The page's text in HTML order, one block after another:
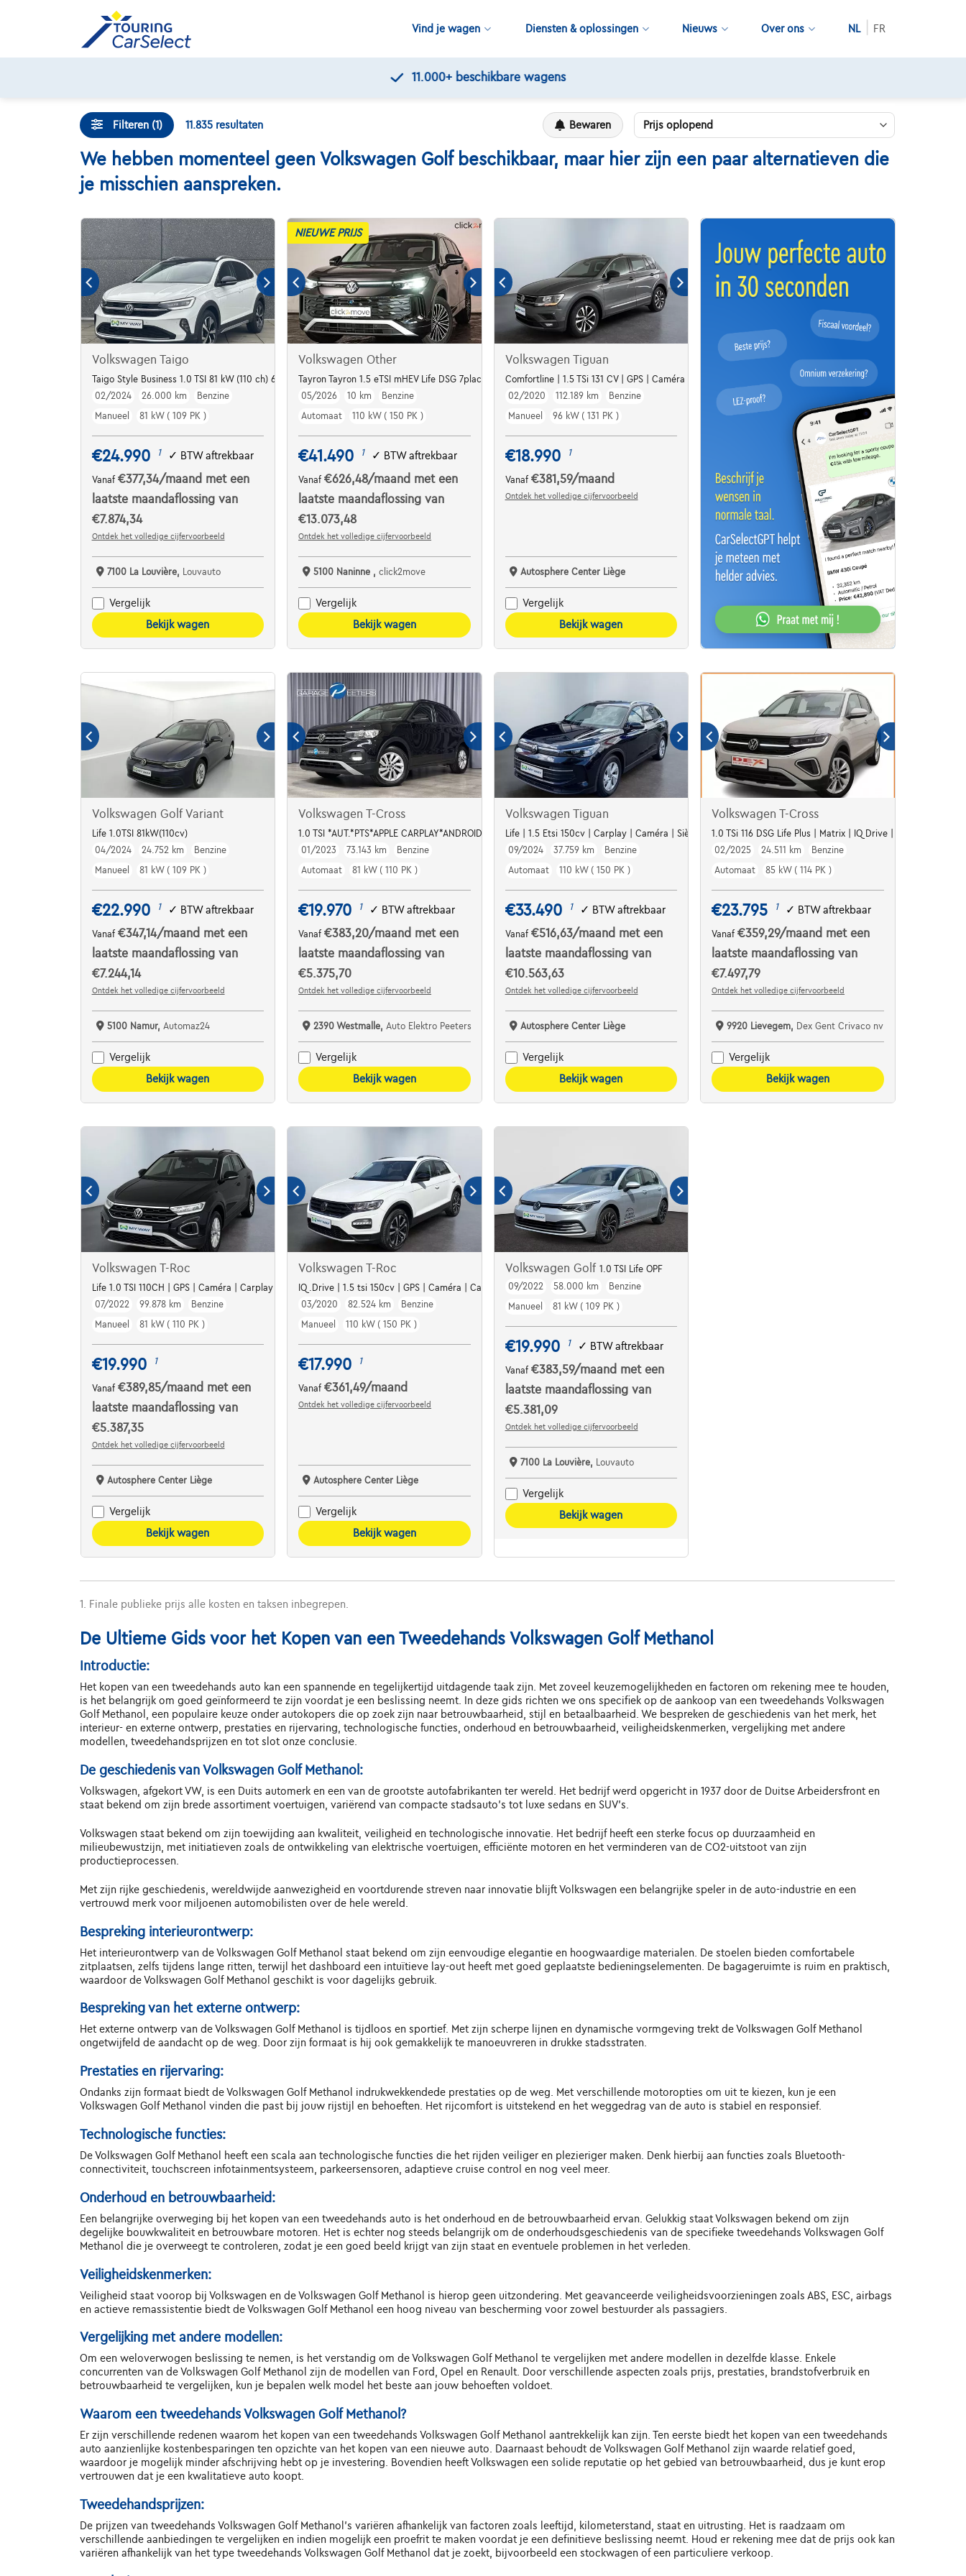
Vind je wagen Diensten & oplossingen Nieuws Over ons NL FR
11.000+beschikbare wagens
Filteren (1) 11.835 resultaten Bewaren
We hebben momenteel geen Volkswagen Golf beschikbaar, maar hier zijn een paar alternatieven die
je misschien aanspreken.
Volkswagen Taigo
Taigo Style Business 1.0 TSI 81 kW (110 ch) 6 vitesses manuel
02/2024
26.000 km
Benzine
Manueel
81 kW ( 109 PK )
€24.990 1 ✓ BTW aftrekbaar
Vanaf €377,34/maand met een
laatste maandaflossing van
€7.874,34
Ontdek het volledige cijfervoorbeeld
7100 La Louvière, Louvauto
Vergelijk
Bekijk wagen
NIEUWE PRIJS
Volkswagen Other
Tayron Tayron 1.5 eTSI mHEV Life DSG 7places Incl. Design Pack - JA 18" - Winter Pack
05/2026
10 km
Benzine
Automaat
110 kW ( 150 PK )
€41.490 1 ✓ BTW aftrekbaar
Vanaf€626,48/maand met een
laatste maandaflossing van
€13.073,48
Ontdek het volledige cijfervoorbeeld
5100 Naninne ,click2move
Vergelijk
Bekijk wagen
Volkswagen Tiguan
Comfortline | 1.5 TSi 131 CV | GPS | Caméra | Carplay | Capteurs Av/Ar
02/2020
112.189 km
Benzine
Manueel
96 kW ( 131 PK )
€18.990 1
Vanaf €381,59/maand
Ontdek het volledige cijfervoorbeeld
Autosphere Center Liège
Vergelijk
Bekijk wagen
Volkswagen Golf Variant
Life 1.0TSI 81kW(110cv)
04/2024
24.752 km
Benzine
Manueel
81 kW ( 109 PK )
€22.990 1 ✓ BTW aftrekbaar
Vanaf €347,14/maand met een
laatste maandaflossing van
€7.244,14
Ontdek het volledige cijfervoorbeeld
5100 Namur, Automaz24
Vergelijk
Bekijk wagen
Volkswagen T-Cross
1.0 TSI *AUT.*PTS*APPLE CARPLAY*ANDROID AUTO*
01/2023
73.143 km
Benzine
Automaat
81 kW ( 110 PK )
€19.970 1 ✓ BTW aftrekbaar
Vanaf€383,20/maand met een
laatste maandaflossing van
€5.375,70
Ontdek het volledige cijfervoorbeeld
2390 Westmalle, Auto Elektro Peeters
Vergelijk
Bekijk wagen
Volkswagen Tiguan
Life | 1.5 Etsi 150cv | Carplay | Caméra | Sièges chauffants Av | Capteurs av and Ar
09/2024
37.759 km
Benzine
Automaat
110 kW ( 150 PK )
€33.490 1 ✓ BTW aftrekbaar
Vanaf €516,63/maand met een
laatste maandaflossing van
€10.563,63
Ontdek het volledige cijfervoorbeeld
Autosphere Center Liège
Vergelijk
Bekijk wagen
Volkswagen T-Cross
1.0 TSi 116 DSG Life Plus | Matrix | IQ Drive | Ready 2
02/2025
24.511 km
Benzine
Automaat
85 kW ( 114 PK )
€23.795 1 ✓ BTW aftrekbaar
Vanaf€359,29/maand met een
laatste maandaflossing van
€7.497,79
Ontdek het volledige cijfervoorbeeld
9920 Lievegem, Dex Gent Crivaco nv
Vergelijk
Bekijk wagen
Volkswagen T-Roc
Life 1.0 TSI 110CH | GPS | Caméra | Carplay | Capteurs Av/Ar |
07/2022
99.878 km
Benzine
Manueel
81 kW ( 110 PK )
€19.990 1
Vanaf €389,85/maand met een
laatste maandaflossing van
€5.387,35
Ontdek het volledige cijfervoorbeeld
Autosphere Center Liège
Vergelijk
Bekijk wagen
Volkswagen T-Roc
IQ.Drive | 1.5 tsi 150cv | GPS | Caméra | Carplay | Capteurs Av/Ar | Clim auto
03/2020
82.524 km
Benzine
Manueel
110 kW ( 150 PK )
€17.990 1
Vanaf€361,49/maand
Ontdek het volledige cijfervoorbeeld
Autosphere Center Liège
Vergelijk
Bekijk wagen
Volkswagen Golf 1.0 TSI Life OPF
09/2022
58.000 km
Benzine
Manueel
81 kW ( 109 PK )
€19.990 1 ✓ BTW aftrekbaar
Vanaf €383,59/maand met een
laatste maandaflossing van
€5.381,09
Ontdek het volledige cijfervoorbeeld
7100 La Louvière, Louvauto
Vergelijk
Bekijk wagen
1. Finale publieke prijs alle kosten en taksen inbegrepen.
De Ultieme Gids voor het Kopen van een Tweedehands Volkswagen Golf Methanol
Introductie:
Het kopen van een tweedehands auto kan een spannende en tegelijkertijd uitdagende taak zijn. Met zoveel keuzemogelijkheden en factoren om rekening mee te houden,
is het belangrijk om goed geïnformeerd te zijn voordat je een beslissing neemt. In deze gids richten we ons specifiek op de aankoop van een tweedehands Volkswagen
Golf Methanol, een populaire keuze onder autokopers die op zoek zijn naar betrouwbaarheid, stijl en betaalbaarheid. We bespreken de geschiedenis van het merk, het
interieur- en externe ontwerp, prestaties en rijervaring, technologische functies, onderhoud en betrouwbaarheid, veiligheidskenmerken, vergelijking met andere
modellen, tweedehandsprijzen en tot slot onze conclusie.
De geschiedenis van Volkswagen Golf Methanol:
Volkswagen, afgekort VW, is een Duits automerk en een van de grootste autofabrikanten ter wereld. Het bedrijf werd opgericht in 1937 door de Duitse Arbeidersfront en
staat bekend om zijn brede assortiment voertuigen, variërend van compacte stadsauto's tot luxe sedans en SUV's.
Volkswagen staat bekend om zijn toewijding aan kwaliteit, veiligheid en technologische innovatie. Het bedrijf heeft een sterke focus op duurzaamheid en
milieubewustzijn, met initiatieven zoals de ontwikkeling van elektrische voertuigen, efficiënte motoren en het verminderen van de CO2-uitstoot van zijn
productieprocessen.
Met zijn rijke geschiedenis, wereldwijde aanwezigheid en voortdurende streven naar innovatie blijft Volkswagen een belangrijke speler in de auto-industrie en een
vertrouwd merk voor miljoenen automobilisten over de hele wereld.
Bespreking interieurontwerp:
Het interieurontwerp van de Volkswagen Golf Methanol staat bekend om zijn eenvoudige elegantie en hoogwaardige materialen. De stoelen bieden comfortabele
zitplaatsen, zelfs tijdens lange ritten, terwijl het dashboard een intuïtieve lay-out heeft met goed geplaatste bedieningselementen. De bagageruimte is ruim en praktisch,
waardoor de Volkswagen Golf Methanol geschikt is voor dagelijks gebruik.
Bespreking van het externe ontwerp:
Het externe ontwerp van de Volkswagen Golf Methanol is tijdloos en sportief. Met zijn scherpe lijnen en dynamische vormgeving trekt de Volkswagen Golf Methanol
ongetwijfeld de aandacht op de weg. Door zijn formaat is hij ook gemakkelijk te manoeuvreren in drukke stadsstraten.
Prestaties en rijervaring:
Ondanks zijn formaat biedt de Volkswagen Golf Methanol indrukwekkendede prestaties op de weg. Met verschillende motoropties om uit te kiezen, kun je een
Volkswagen Golf Methanol vinden die past bij jouw rijstijl en behoeften. Het rijcomfort is uitstekend en het weggedrag van de auto is stabiel en responsief.
Technologische functies:
De Volkswagen Golf Methanol heeft een scala aan technologische functies die het rijden veiliger en plezieriger maken. Denk hierbij aan functies zoals Bluetooth-
connectiviteit, touchscreen infotainmentsysteem, parkeersensoren, adaptieve cruise control en nog veel meer.
Onderhoud en betrouwbaarheid:
Een belangrijke overweging bij het kopen van een tweedehands auto is het onderhoud en de betrouwbaarheid ervan. Gelukkig staat Volkswagen bekend om zijn
degelijke bouwkwaliteit en betrouwbare motoren. Het is echter nog steeds belangrijk om de onderhoudsgeschiedenis van de specifieke tweedehands Volkswagen Golf
Methanol die je overweegt te controleren, zodat je een goed beeld krijgt van zijn staat en eventuele problemen in het verleden.
Veiligheidskenmerken:
Veiligheid staat voorop bij Volkswagen en de Volkswagen Golf Methanol is hierop geen uitzondering. Met geavanceerde veiligheidsvoorzieningen zoals ABS, ESC, airbags
en actieve remassistentie biedt de Volkswagen Golf Methanol een hoog niveau van bescherming voor zowel bestuurder als passagiers.
Vergelijking met andere modellen:
Om een weloverwogen beslissing te nemen, is het verstandig om de Volkswagen Golf Methanol te vergelijken met andere modellen in dezelfde klasse. Enkele
concurrenten van de Volkswagen Golf Methanol zijn de modellen van Ford, Opel en Renault. Door verschillende aspecten zoals prijs, prestaties, brandstofverbruik en
betrouwbaarheid te vergelijken, kun je bepalen welk model het beste aan jouw behoeften voldoet.
Waarom een tweedehands Volkswagen Golf Methanol?
Er zijn verschillende redenen waarom het kopen van een tweedehands Volkswagen Golf Methanol aantrekkelijk kan zijn. Ten eerste biedt het kopen van een tweedehands
auto aanzienlijke kostenbesparingen ten opzichte van het kopen van een nieuwe auto. Daarnaast behoudt de Volkswagen Golf Methanol zijn waarde relatief goed,
waardoor je mogelijk minder afschrijving hebt op je investering. Bovendien heeft Volkswagen een solide reputatie op het gebied van betrouwbaarheid, dus je kunt erop
vertrouwen dat je een kwalitatieve auto koopt.
Tweedehandsprijzen:
De prijzen van tweedehands Volkswagen Golf Methanol's variëren afhankelijk van factoren zoals leeftijd, kilometerstand, staat en uitrusting. Het is raadzaam om
verschillende aanbiedingen te vergelijken en indien mogelijk een proefrit te maken voordat je een definitieve beslissing neemt. Houd er rekening mee dat de prijs ook kan
variëren afhankelijk van het type tweedehands Volkswagen Golf Methanol dat je zoekt, bijvoorbeeld een stockwagen of een particuliere verkoop.